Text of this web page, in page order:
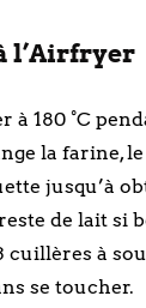
l’Airfryer
180 °C
la farine,
jusqu’à
de lait si
cuillères à
se toucher.